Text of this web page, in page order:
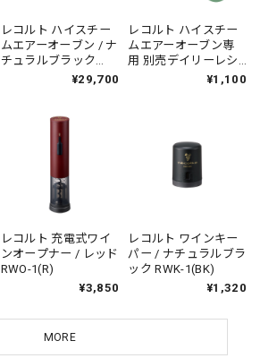
レコルト ハイスチー
ムエアーオーブン / ナ
チュラルブラック
¥29,700
レコルト ハイスチー
ムエアーオーブン専
用 別売デイリーレシ
¥1,100
レコルト 充電式ワイ
ンオープナー / レッド
RWO-1(R)
¥3,850
レコルト ワインキー
パー / ナチュラルブラ
ック RWK-1(BK)
¥1,320
MORE